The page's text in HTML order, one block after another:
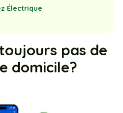
Électrique
pas de
domicile?